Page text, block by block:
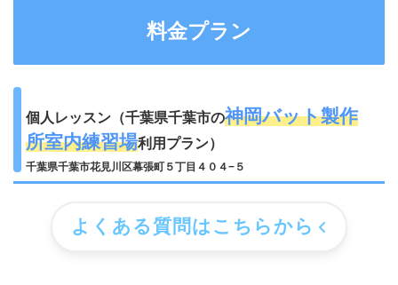
料金プラン
個人レッスン（千葉県千葉市の神岡バット製作
所室内練習場利用プラン）
千葉県千葉市花見川区幕張町５丁目４０４−５
よくある質問はこちらから